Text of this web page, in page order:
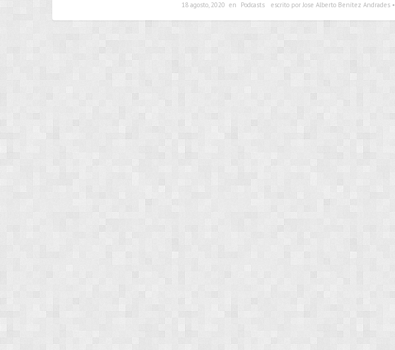
18 agosto, 2020 en Podcasts escrito por Jose Alberto Benítez Andrades •